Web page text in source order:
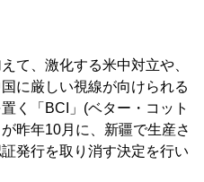
て、激化する米中対立や、
に厳しい視線が向けられる
く「BCI」(ベター・コット
昨年10月に、新疆で生産さ
発行を取り消す決定を行い